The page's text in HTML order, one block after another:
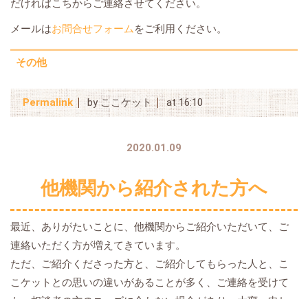
だければこちからご連絡させてください。
メールはお問合せフォームをご利用ください。
その他
Permalink by ここケット at 16:10
2020.01.09
他機関から紹介された方へ
最近、ありがたいことに、他機関からご紹介いただいて、ご
連絡いただく方が増えてきています。
ただ、ご紹介くださった方と、ご紹介してもらった人と、こ
こケットとの思いの違いがあることが多く、ご連絡を受けて